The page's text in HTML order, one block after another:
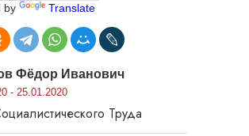
by Translate
Фёдор Иванович
- 25.01.2020
Труда